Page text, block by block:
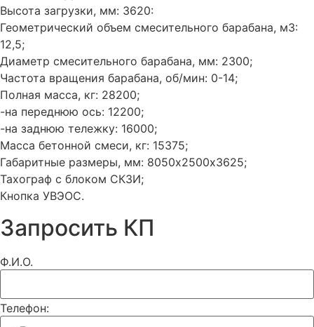
Высота загрузки, мм: 3620:
Геометрический объем смесительного барабана, м3:
12,5;
Диаметр смесительного барабана, мм: 2300;
Частота вращения барабана, об/мин: 0-14;
Полная масса, кг: 28200;
-на переднюю ось: 12200;
-на заднюю тележку: 16000;
Масса бетонной смеси, кг: 15375;
Габаритные размеры, мм: 8050х2500х3625;
Тахограф с блоком СКЗИ;
Кнопка УВЭОС.
Запросить КП
Ф.И.О.
Телефон: